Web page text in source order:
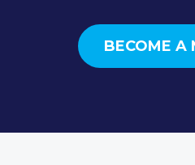
BECOME A